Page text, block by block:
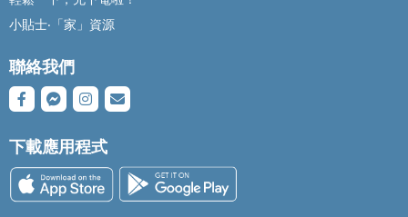
小貼士‧「家」資源
聯絡我們
下載應用程式